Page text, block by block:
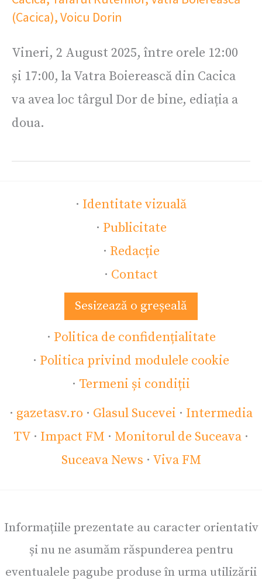
(Cacica),Voicu Dorin
Vineri, 2 August 2025, între orele 12:00
și 17:00, la Vatra Boierească din Cacica
va avea loc târgul Dor de bine, ediația a
doua.
· Identitate vizuală
· Publicitate
· Redacție
· Contact
Sesizează o greșeală
· Politica de confidențialitate
· Politica privind modulele cookie
· Termeni și condiții
· gazetasv.ro · Glasul Sucevei · Intermedia
TV · Impact FM · Monitorul de Suceava ·
Suceava News · Viva FM
Informațiile prezentate au caracter orientativ
și nu ne asumăm răspunderea pentru
eventualele pagube produse în urma utilizării